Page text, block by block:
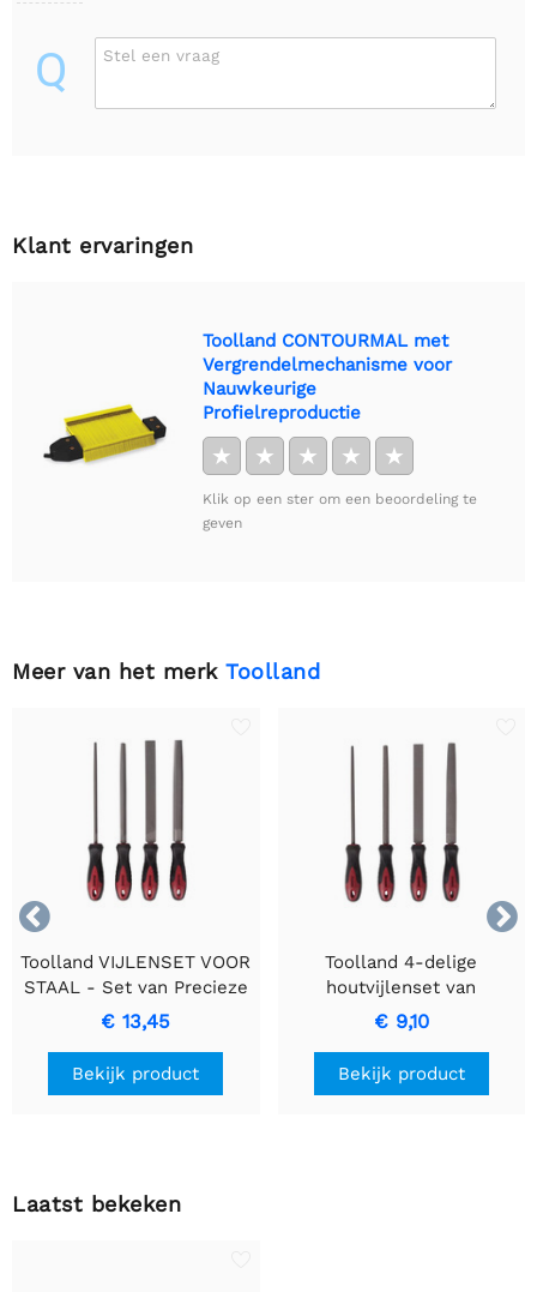
Q Stel een vraag
Klant ervaringen
Toolland CONTOURMAL met
Vergrendelmechanisme voor
Nauwkeurige
Profielreproductie
★ ★ ★ ★ ★
Klik op een ster om een beoordeling te
geven
Meer van het merk Toolland


Toolland VIJLENSET VOOR
STAAL - Set van Precieze
Metaalbewerkingsvijlen
€ 13,45
Bekijk product
Toolland 4-delige
houtvijlenset van
hoogwaardig koolstofstaal
- 20 cm
€ 9,10
Bekijk product
Laatst bekeken